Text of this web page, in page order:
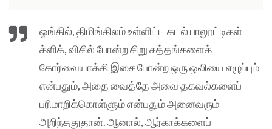
ஓங்கில், திமிங்கிலம் உள்ளிட்ட கடல் பாலூட்டிகள்
க்ளிக், விசில் போன்ற சிறு சத்தங்களைக்
கோர்வையாக்கி இசை போன்ற ஒரு ஒலியை எழுப்பும்
என்பதும், அதை வைத்தே அவை தகவல்களைப்
பரிமாறிக்கொள்ளும் என்பதும் அனைவரும்
அறிந்ததுதான். ஆனால், ஆர்காக்களைப்